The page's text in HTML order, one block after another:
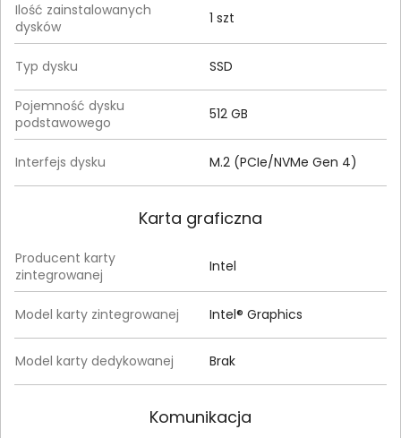
Ilość zainstalowanych
dysków
1 szt
Typ dysku SSD
Pojemność dysku
podstawowego
512 GB
Interfejs dysku M.2 (PCIe/NVMe Gen 4)
Karta graficzna
Producent karty
zintegrowanej
Intel
Model karty zintegrowanej Intel® Graphics
Model karty dedykowanej Brak
Komunikacja